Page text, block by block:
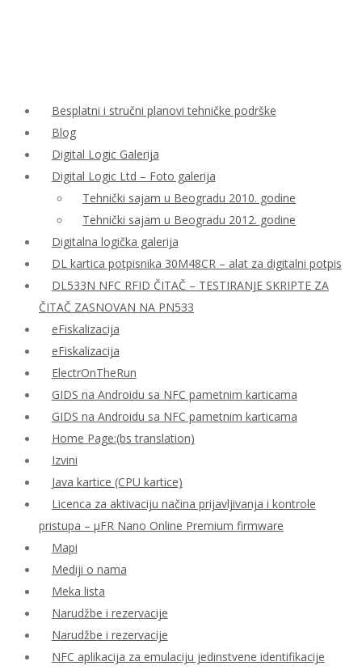
Besplatni i stručni planovi tehničke podrške
Blog
Digital Logic Galerija
Digital Logic Ltd – Foto galerija
Tehnički sajam u Beogradu 2010. godine
Tehnički sajam u Beogradu 2012. godine
Digitalna logička galerija
DL kartica potpisnika 30M48CR – alat za digitalni potpis
DL533N NFC RFID ČITAČ – TESTIRANJE SKRIPTE ZA
ČITAČ ZASNOVAN NA PN533
eFiskalizacija
eFiskalizacija
ElectrOnTheRun
GIDS na Androidu sa NFC pametnim karticama
GIDS na Androidu sa NFC pametnim karticama
Home Page:(bs translation)
Izvini
Java kartice (CPU kartice)
Licenca za aktivaciju načina prijavljivanja i kontrole
pristupa – μFR Nano Online Premium firmware
Mapi
Mediji o nama
Meka lista
Narudžbe i rezervacije
Narudžbe i rezervacije
NFC aplikacija za emulaciju jedinstvene identifikacije